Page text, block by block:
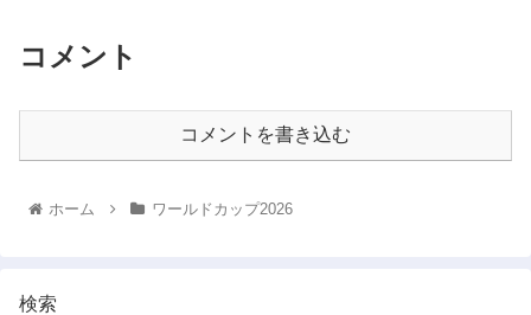
コメント
コメントを書き込む
ホーム ワールドカップ2026
検索